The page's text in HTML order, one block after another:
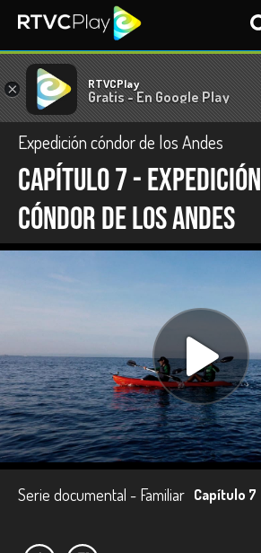
× RTVCPlay
Gratis - En Google Play
Expedición cóndor de los Andes
Capítulo 7 - Expedición
Cóndor de Los Andes
Serie documental - Familiar Capítulo 7